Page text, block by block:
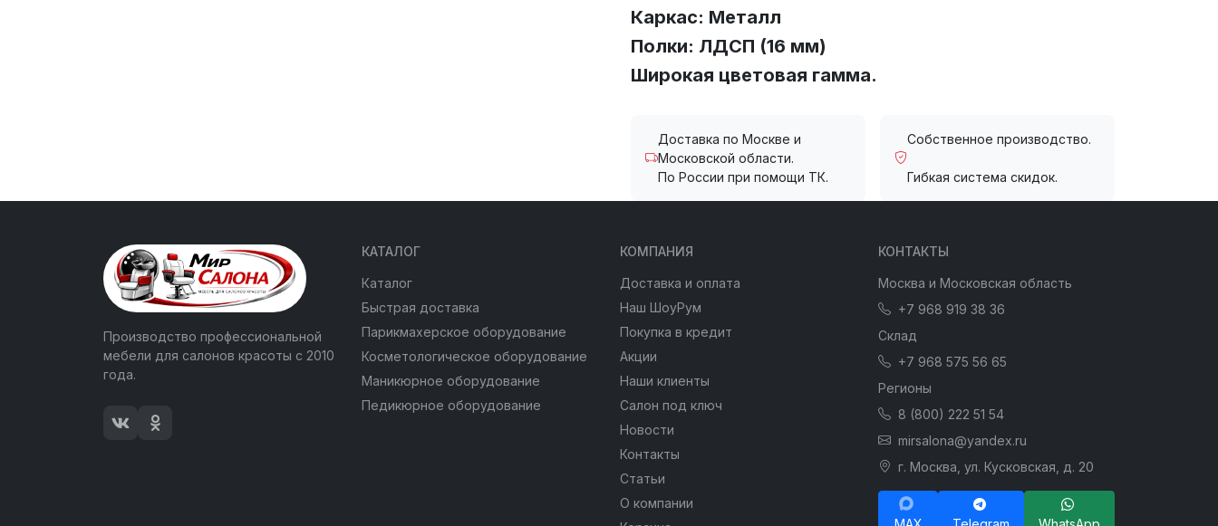
Каркас: Металл
Полки: ЛДСП (16 мм)
Широкая цветовая гамма.
Доставка по Москве и
Московской области.
По России при помощи ТК.
Собственное производство.
Гибкая система скидок.
Производство профессиональной
мебели для салонов красоты с 2010
года.
КАТАЛОГ
Каталог
Быстрая доставка
Парикмахерское оборудование
Косметологическое оборудование
Маникюрное оборудование
Педикюрное оборудование
КОМПАНИЯ
Доставка и оплата
Наш ШоуРум
Покупка в кредит
Акции
Наши клиенты
Салон под ключ
Новости
Контакты
Статьи
О компании
КОНТАКТЫ
Москва и Московская область
+7 968 919 38 36
Склад
+7 968 575 56 65
Регионы
8 (800) 222 51 54
mirsalona@yandex.ru
г. Москва, ул. Кусковская, д. 20